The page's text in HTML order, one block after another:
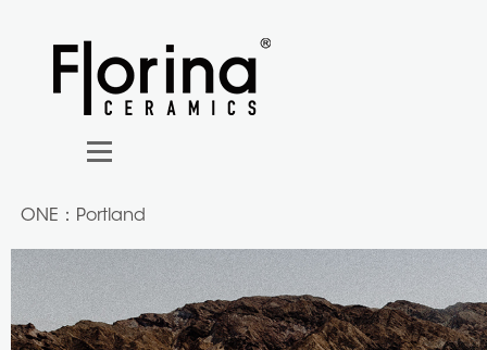
ONE：Portland